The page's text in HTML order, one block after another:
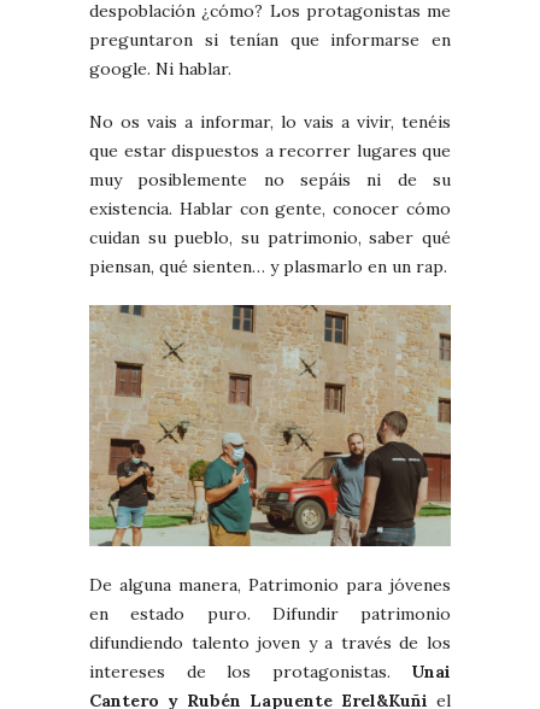
despoblación ¿cómo? Los protagonistas me
preguntaron si tenían que informarse en
google. Ni hablar.
No os vais a informar, lo vais a vivir, tenéis
que estar dispuestos a recorrer lugares que
muy posiblemente no sepáis ni de su
existencia. Hablar con gente, conocer cómo
cuidan su pueblo, su patrimonio, saber qué
piensan, qué sienten… y plasmarlo en un rap.
De alguna manera, Patrimonio para jóvenes
en estado puro. Difundir patrimonio
difundiendo talento joven y a través de los
intereses de los protagonistas. Unai
Cantero y Rubén Lapuente Erel&Kuñi el